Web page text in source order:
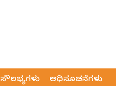
ಸೌಲಭ್ಯಗಳು ಅಧಿಸೂಚನೆಗಳು